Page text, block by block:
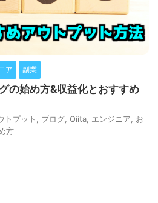
ア 副業
の始め方&収益化とおすすめ
トプット ブログ Qiita エンジニア
お
方